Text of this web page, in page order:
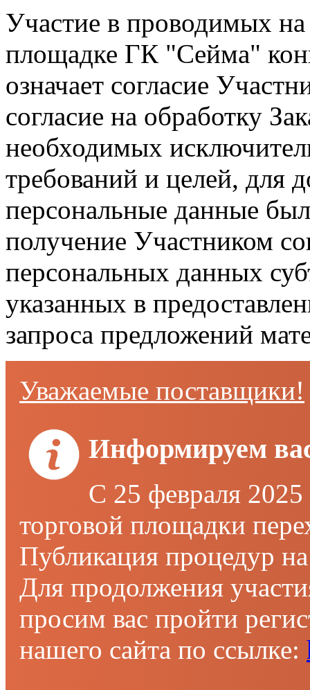
Участие в проводимых на
площадке ГК "Сейма"
означает согласие
согласие на обработку
необходимых
требований и целей, для
персональные данные
получение Участником
персональных данных
указанных в
запроса предложений
Уважаемые поставщики!
Информируем
С 25 февраля 2025
торговой площадки
Публикация процедур
Для продолжения
просим вас пройти
нашего сайта по ссылке: